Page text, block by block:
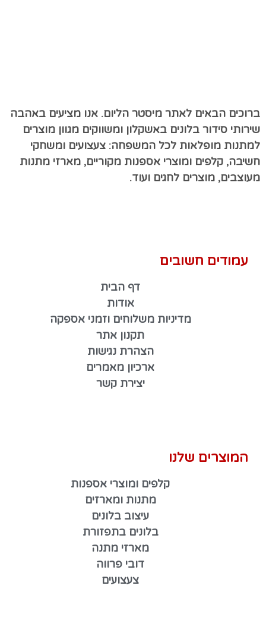
ברוכים הבאים לאתר מיסטר הליום. אנו מציעים באהבה
שירותי סידור בלונים באשקלון ומשווקים מגוון מוצרים
למתנות מופלאות לכל המשפחה: צעצועים ומשחקי
חשיבה, קלפים ומוצרי אספנות מקוריים, מארזי מתנות
מעוצבים, מוצרים לחגים ועוד.
עמודים חשובים
דף הבית
אודות
מדיניות משלוחים וזמני אספקה
תקנון אתר
הצהרת נגישות
ארכיון מאמרים
יצירת קשר
המוצרים שלנו
קלפים ומוצרי אספנות
מתנות ומארזים
עיצוב בלונים
בלונים בתפזורת
מארזי מתנה
דובי פרווה
צעצועים